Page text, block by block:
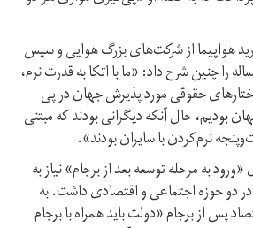
هواپیما از شرکت‌های بزرگ هوایی و سپس
را چنین شرح داد: «ما با اتکا به قدرت نرم،
حقوقی مورد پذیرش جهان در پی
بودیم، حال آنکه دیگرانی بودند که مبتنی
نرم‌کردن با سایران بودند».
به مرحله‌ توسعه بعد از برجام» نیاز به
دو حوزه اجتماعی و اقتصادی داشت. به
پس از برجام «دولت باید همراه با برجام